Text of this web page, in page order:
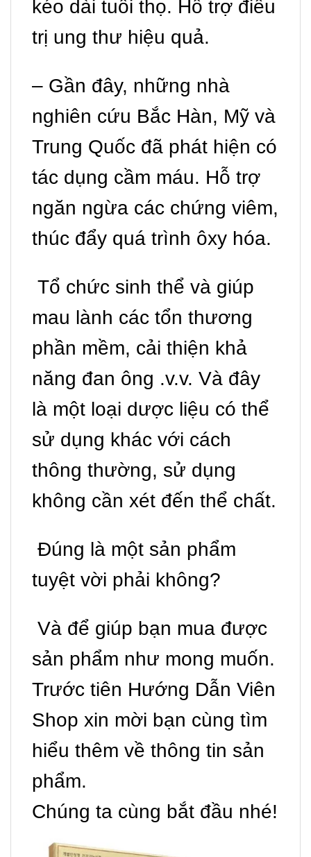
kéo dài tuổi thọ. Hỗ trợ điều
trị ung thư hiệu quả.
– Gần đây, những nhà
nghiên cứu Bắc Hàn, Mỹ và
Trung Quốc đã phát hiện có
tác dụng cầm máu. Hỗ trợ
ngăn ngừa các chứng viêm,
thúc đẩy quá trình ôxy hóa.
Tổ chức sinh thể và giúp
mau lành các tổn thương
phần mềm, cải thiện khả
năng đan ông .v.v. Và đây
là một loại dược liệu có thể
sử dụng khác với cách
thông thường, sử dụng
không cần xét đến thể chất.
Đúng là một sản phẩm
tuyệt vời phải không?
Và để giúp bạn mua được
sản phẩm như mong muốn.
Trước tiên Hướng Dẫn Viên
Shop xin mời bạn cùng tìm
hiểu thêm về thông tin sản
phẩm.
Chúng ta cùng bắt đầu nhé!